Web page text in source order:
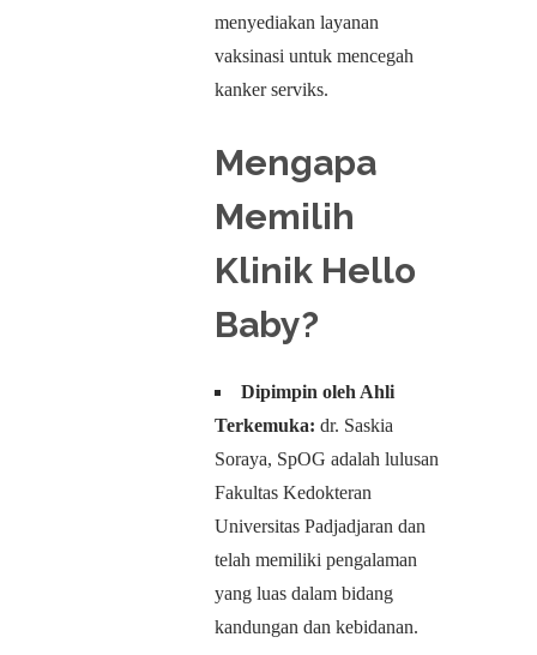
menyediakan layanan
vaksinasi untuk mencegah
kanker serviks.
Mengapa
Memilih
Klinik Hello
Baby?
Dipimpin oleh Ahli
Terkemuka: dr. Saskia
Soraya, SpOG adalah lulusan
Fakultas Kedokteran
Universitas Padjadjaran dan
telah memiliki pengalaman
yang luas dalam bidang
kandungan dan kebidanan.